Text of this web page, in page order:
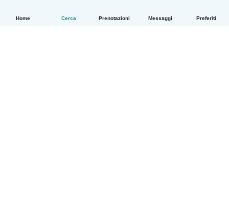
Home Cerca Prenotazioni Messaggi Preferiti